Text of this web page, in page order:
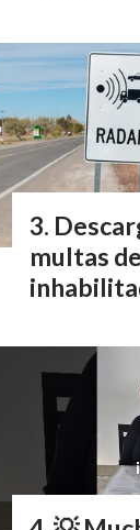
multas